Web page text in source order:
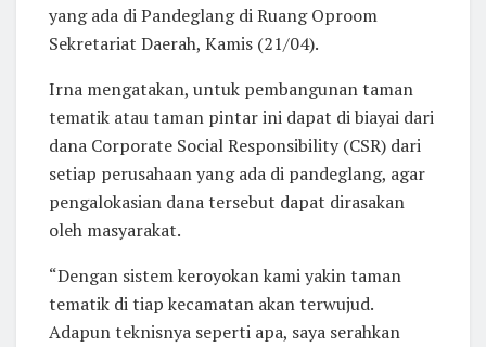
yang ada di Pandeglang di Ruang Oproom
Sekretariat Daerah, Kamis (21/04).
Irna mengatakan, untuk pembangunan taman
tematik atau taman pintar ini dapat di biayai dari
dana Corporate Social Responsibility (CSR) dari
setiap perusahaan yang ada di pandeglang, agar
pengalokasian dana tersebut dapat dirasakan
oleh masyarakat.
“Dengan sistem keroyokan kami yakin taman
tematik di tiap kecamatan akan terwujud.
Adapun teknisnya seperti apa, saya serahkan